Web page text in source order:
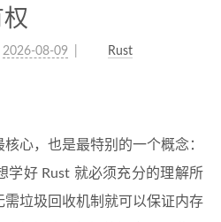
2026-08-09 Rust
心，也是最特别的一个概念：
学好 Rust 就必须充分的理解所
需垃圾回收机制就可以保证内存